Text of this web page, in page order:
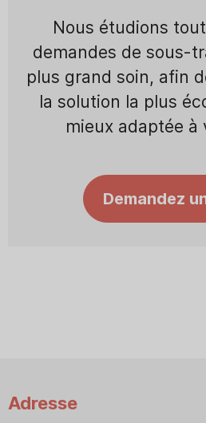
Nous étudions
demandes de sous-
plus grand soin, afin
la solution la plus
mieux adaptée à
Demandez
Adresse